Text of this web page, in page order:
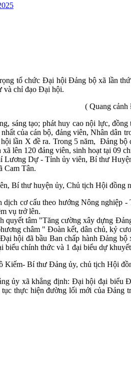
tổ chức Đại hội Đảng bộ xã lần
và chỉ đạo Đại hội.
( Quang
sáng tạo; phát huy cao nội lực,
của cán bộ, đảng viên, Nhân
lần X đề ra. Trong 5 năm, Đảng
lên 120 đảng viên, sinh hoạt tại 09
Dự - Tỉnh ủy viên, Bí thư
Cam Tân.
Bí thư huyện ủy, Chủ tịch Hội đồng
cơ cấu theo hướng Nông nghiệp
vụ trở lên.
tâm "Tăng cường xây dựng
châm " Đoàn kết, dân chủ, kỷ
hội đã bầu Ban chấp hành Đảng
chính thức và 1 đại biểu dự
Bí thư Đảng ủy, chủ tịch Hội
ủy xã khẳng định: Đại hội đại biểu
thực hiện đường lối mới của Đảng